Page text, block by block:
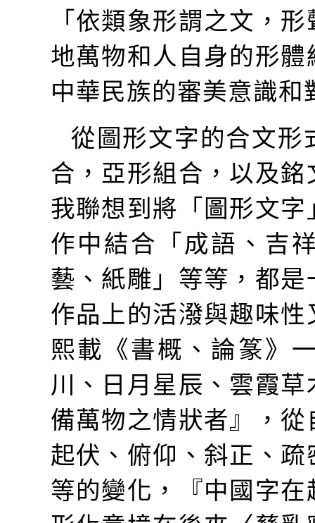
「依類象形謂之文，
地萬物和人自身的形
中華民族的審美意識和
從圖形文字的合文形
合，亞形組合，以及
我聯想到將「圖形文
作中結合「成語、吉
藝、紙雕」等等，都
作品上的活潑與趣味
熙載《書概、論篆》
川、日月星辰、雲霞
備萬物之情狀者』，
起伏、俯仰、斜正、
等的變化，『中國字